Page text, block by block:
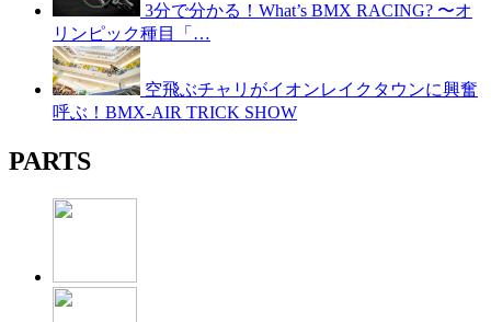
3分で分かる！What’s BMX RACING? 〜オ
リンピック種目「…
空飛ぶチャリがイオンレイクタウンに興奮
呼ぶ！BMX-AIR TRICK SHOW
PARTS